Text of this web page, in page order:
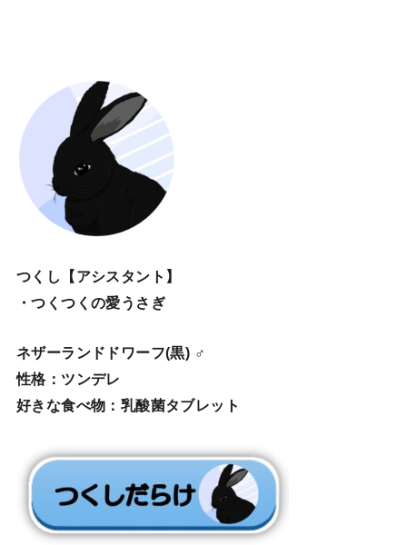
つくし【アシスタント】
・つくつくの愛うさぎ
ネザーランドドワーフ(黒) ♂
性格：ツンデレ
好きな食べ物：乳酸菌タブレット